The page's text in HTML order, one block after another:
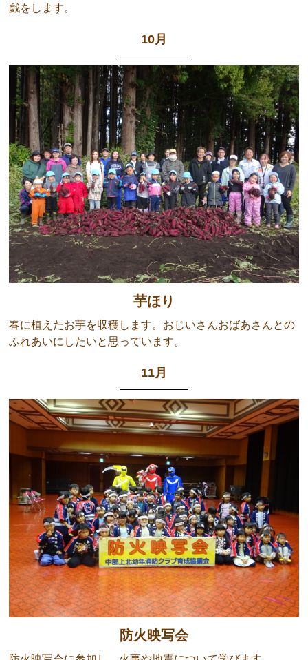
戯をします。
10月
芋ほり
春に植えたお芋を収穫します。おじいさんおばあさんとの
ふれあいにしたいと思っています。
11月
防火映写会